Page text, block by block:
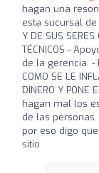
hagan una
esta sucursal de
Y DE SUS
TÉCNICOS -
de la gerencia. -
COMO SE LE
DINERO Y
hagan mal los
de las
por eso digo que
sitio